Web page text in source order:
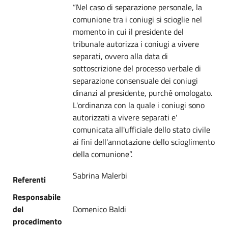
“Nel caso di separazione personale, la
comunione tra i coniugi si scioglie nel
momento in cui il presidente del
tribunale autorizza i coniugi a vivere
separati, ovvero alla data di
sottoscrizione del processo verbale di
separazione consensuale dei coniugi
dinanzi al presidente, purché omologato.
L'ordinanza con la quale i coniugi sono
autorizzati a vivere separati e'
comunicata all'ufficiale dello stato civile
ai fini dell'annotazione dello scioglimento
della comunione”.
Referenti
Sabrina Malerbi
Responsabile
del
procedimento
Domenico Baldi